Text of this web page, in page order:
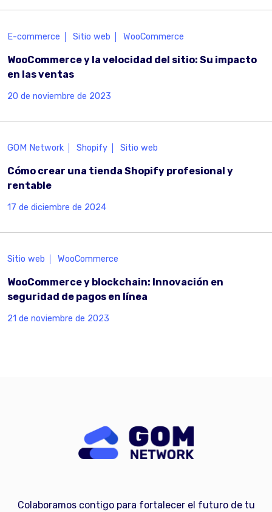
E-commerce Sitio web WooCommerce
WooCommerce y la velocidad del sitio: Su impacto
en las ventas
20 de noviembre de 2023
GOM Network Shopify Sitio web
Cómo crear una tienda Shopify profesional y
rentable
17 de diciembre de 2024
Sitio web WooCommerce
WooCommerce y blockchain: Innovación en
seguridad de pagos en línea
21 de noviembre de 2023
Colaboramos contigo para fortalecer el futuro de tu